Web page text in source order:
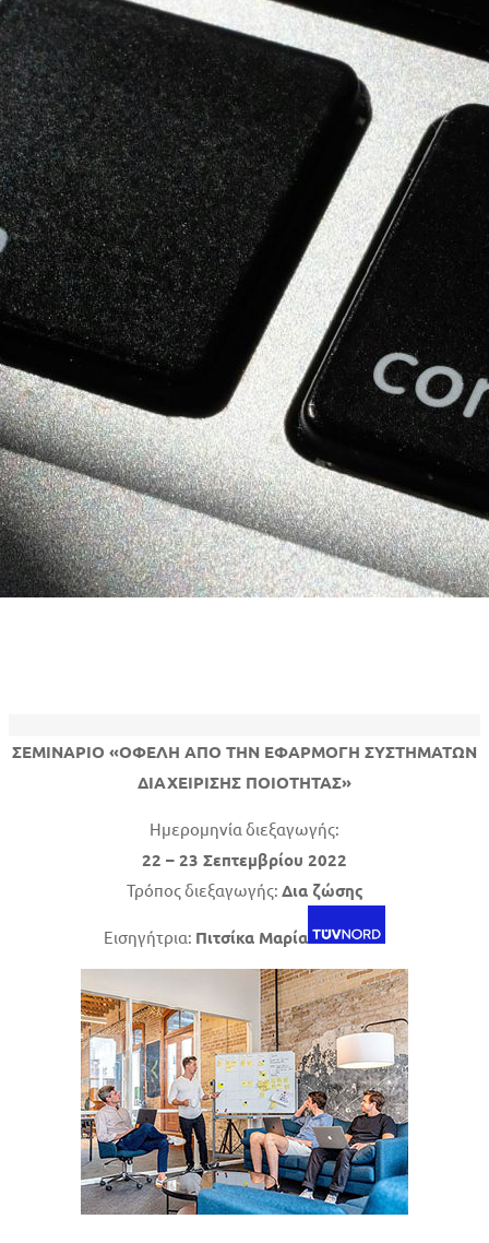
ΣΕΜΙΝΑΡΙΟ «ΟΦΕΛΗ ΑΠΟ ΤΗΝ ΕΦΑΡΜΟΓΗ ΣΥΣΤΗΜΑΤΩΝ
ΔΙΑΧΕΙΡΙΣΗΣ ΠΟΙΟΤΗΤΑΣ»
Ημερομηνία διεξαγωγής:
22 – 23 Σεπτεμβρίου 2022
Τρόπος διεξαγωγής: Δια ζώσης
Εισηγήτρια: Πιτσίκα Μαρία